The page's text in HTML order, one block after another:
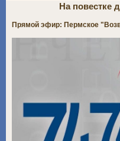
На повестке
Прямой эфир: Пермское